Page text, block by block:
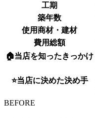
工期
築年数
使用商材・建材
費用総額
🏠当店を知ったきっかけ
⭐当店に決めた決め手
BEFORE